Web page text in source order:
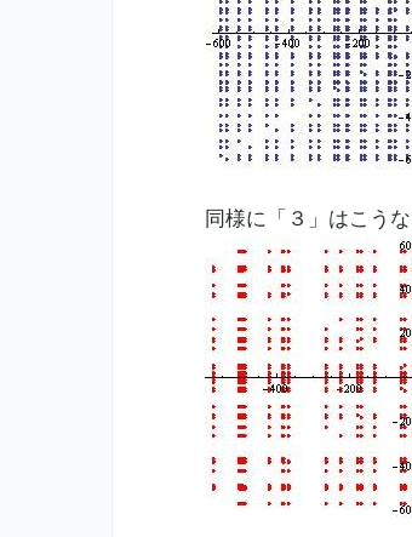
同様に「３」はこう